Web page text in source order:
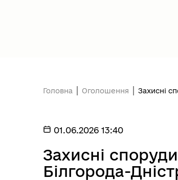
Головна Оголошення Захисні
01.06.2026 13:40
Захисні
Білгорода-